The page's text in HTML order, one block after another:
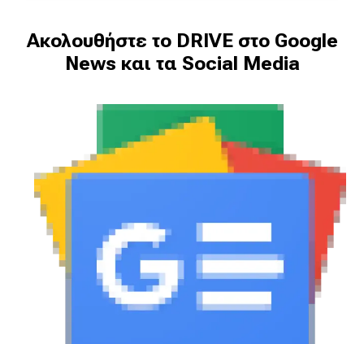
Ακολουθήστε το DRIVE στο Google
News και τα Social Media